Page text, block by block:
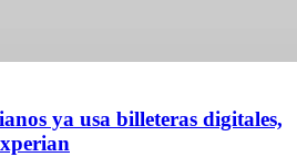
ya usa billeteras digitales,